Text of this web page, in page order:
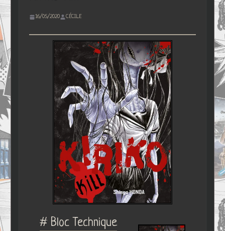
16/05/2020 CÉCILE
# Bloc Technique